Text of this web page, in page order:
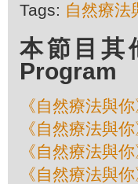
Tags: 自然療法
本節目其
Program
《自然療法與
《自然療法與
《自然療法與
《自然療法與